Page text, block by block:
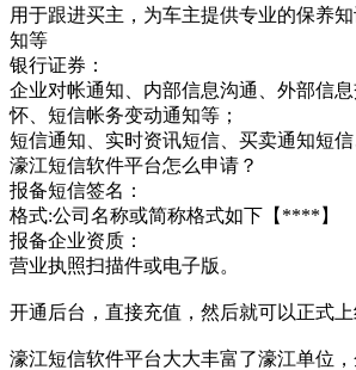
用于跟进买主，为车主提供专业的保养
知等
银行证券：
企业对帐通知、内部信息沟通、外部信
怀、短信帐务变动通知等；
短信通知、实时资讯短信、买卖通知短信
濠江短信软件平台怎么申请？
报备短信签名：
格式:公司名称或简称格式如下【****】
报备企业资质：
营业执照扫描件或电子版。
开通后台，直接充值，然后就可以正式上
濠江短信软件平台大大丰富了濠江单位